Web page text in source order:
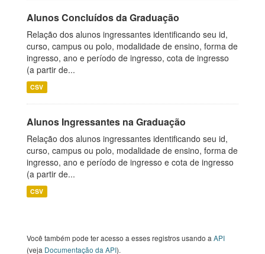
Alunos Concluídos da Graduação
Relação dos alunos ingressantes identificando seu id,
curso, campus ou polo, modalidade de ensino, forma de
ingresso, ano e período de ingresso, cota de ingresso
(a partir de...
CSV
Alunos Ingressantes na Graduação
Relação dos alunos ingressantes identificando seu id,
curso, campus ou polo, modalidade de ensino, forma de
ingresso, ano e período de ingresso e cota de ingresso
(a partir de...
CSV
Você também pode ter acesso a esses registros usando a API
(veja Documentação da API).